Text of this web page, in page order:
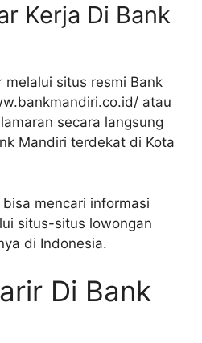
Kerja Di Bank
situs resmi Bank
atau
secara langsung
Mandiri terdekat di Kota
mencari informasi
situs-situs lowongan
di Indonesia.
Di Bank